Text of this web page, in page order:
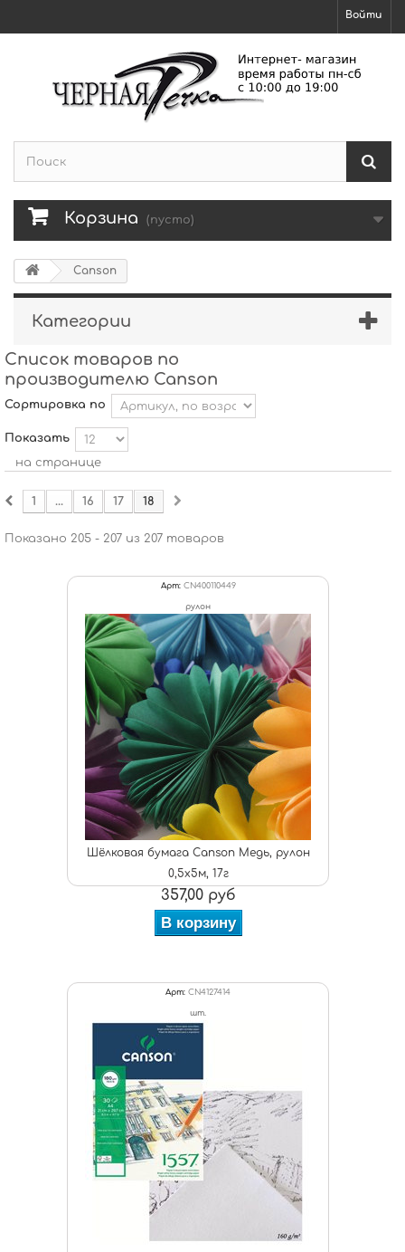
Войти
Корзина (пусто)
Canson
Категории
Список товаров по
производителю Canson
Сортировка по
Показать
на странице
1 ... 16 17 18
Показано 205 - 207 из 207 товаров
Арт: CN400110449
рулон
Шёлковая бумага Canson Медь, рулон
0,5х5м, 17г
357,00 руб
В корзину
Арт: CN4127414
шт.